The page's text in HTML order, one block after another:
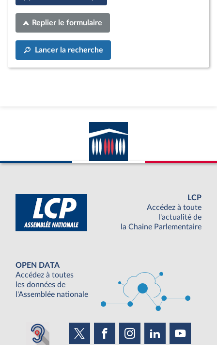
Replier le formulaire
Lancer la recherche
LCP
Accédez à toute
l'actualité de
la Chaine Parlementaire
OPEN DATA
Accédez à toutes
les données de
l'Assemblée nationale